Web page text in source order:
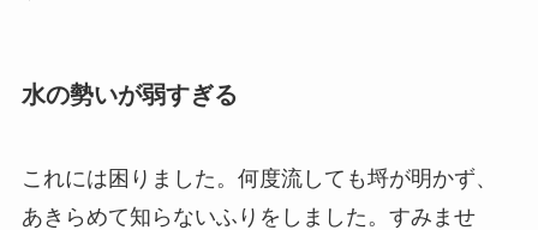
水の勢いが弱すぎる
これには困りました。何度流しても埒が明かず、
あきらめて知らないふりをしました。すみませ